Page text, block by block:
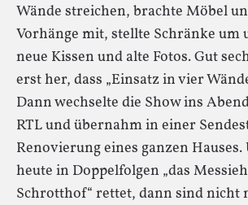
Wände streichen, brachte Möbel
Vorhänge mit, stellte Schränke um
neue Kissen und alte Fotos. Gut
erst her, dass „Einsatz in vier
Dann wechselte die Show ins
RTL und übernahm in einer
Renovierung eines ganzen Hauses.
heute in Doppelfolgen „das
Schrotthof“ rettet, dann sind nicht